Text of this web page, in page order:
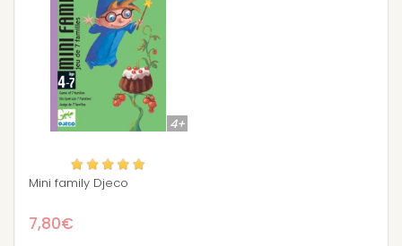
4+
Mini family Djeco
7,80€